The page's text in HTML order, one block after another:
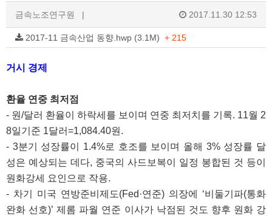
금속노조연구원 | 2017.11.30 12:53
2017-11 금속산업 동향.hwp (3.1M) + 215
거시 경제
환율 연중 최저점
- 원/달러 환율이 하락세를 보이며 연중 최저치를 기록. 11월 2
8일기준 1달러=1,084.40원.
- 3분기 성장률이 1.4%로 호조를 보이며 올해 3% 성장률 달
성은 예상되는 데다, 중국의 사드보복이 일정 봉합된 것 등이
원화강세 요인으로 작용.
- 차기 미국 연방준비제도(Fed·연준) 의장에 ‘비둘기파(통화
완화 선호)’ 제롬 파월 연준 이사가 낙점된 것도 향후 원화 강